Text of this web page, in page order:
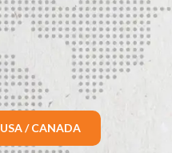
USA / CANADA